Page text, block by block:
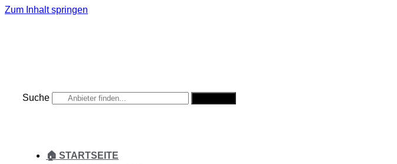
Zum Inhalt springen
Suche
🏠 STARTSEITE